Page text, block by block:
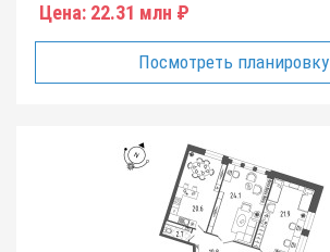
Цена: 22.31 млн ₽
Посмотреть планировку